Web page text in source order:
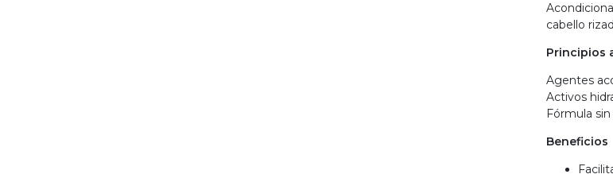
cabello
Principios
Agentes
Activos
Fórmula
Beneficios